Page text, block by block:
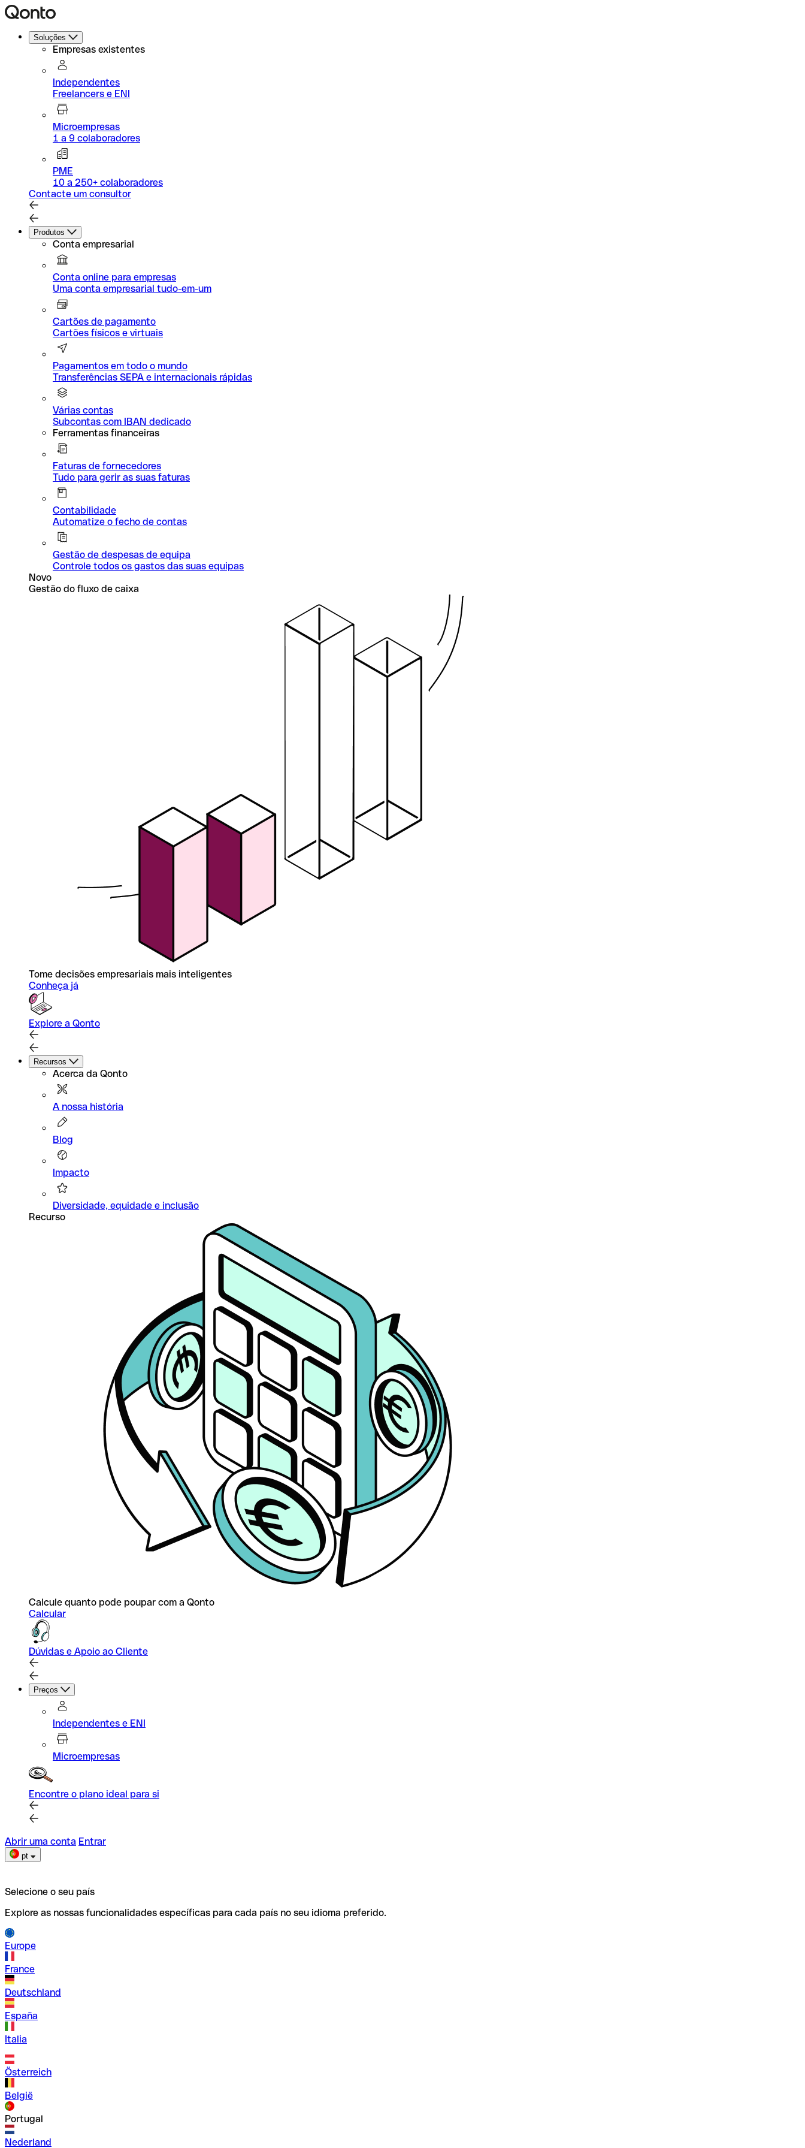
Soluções
Empresas existentes
Independentes
Freelancers e ENI
Microempresas
1 a 9 colaboradores
PME
10 a 250+ colaboradores
Contacte um consultor
Produtos
Conta empresarial
Conta online para empresas
Uma conta empresarial tudo-em-um
Cartões de pagamento
Cartões físicos e virtuais
Pagamentos em todo o mundo
Transferências SEPA e internacionais rápidas
Várias contas
Subcontas com IBAN dedicado
Ferramentas financeiras
Faturas de fornecedores
Tudo para gerir as suas faturas
Contabilidade
Automatize o fecho de contas
Gestão de despesas de equipa
Controle todos os gastos das suas equipas
Novo
Gestão do fluxo de caixa
Tome decisões empresariais mais inteligentes
Conheça já
Explore a Qonto
Recursos
Acerca da Qonto
A nossa história
Blog
Impacto
Diversidade, equidade e inclusão
Recurso
Calcule quanto pode poupar com a Qonto
Calcular
Dúvidas e Apoio ao Cliente
Preços
Independentes e ENI
Microempresas
Encontre o plano ideal para si
Abrir uma conta Entrar
pt
Selecione o seu país
Explore as nossas funcionalidades específicas para cada país no seu idioma preferido.
Europe
France
Deutschland
España
Italia
Österreich
België
Portugal
Nederland